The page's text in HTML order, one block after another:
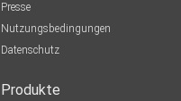
Presse
Nutzungsbedingungen
Datenschutz
Produkte